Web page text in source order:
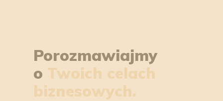
Porozmawiajmy
o Twoich celach
biznesowych.